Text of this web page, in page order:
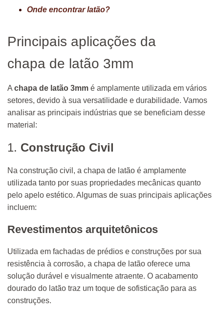
Onde encontrar latão?
Principais aplicações da
chapa de latão 3mm
A chapa de latão 3mm é amplamente utilizada em vários
setores, devido à sua versatilidade e durabilidade. Vamos
analisar as principais indústrias que se beneficiam desse
material:
1. Construção Civil
Na construção civil, a chapa de latão é amplamente
utilizada tanto por suas propriedades mecânicas quanto
pelo apelo estético. Algumas de suas principais aplicações
incluem:
Revestimentos arquitetônicos
Utilizada em fachadas de prédios e construções por sua
resistência à corrosão, a chapa de latão oferece uma
solução durável e visualmente atraente. O acabamento
dourado do latão traz um toque de sofisticação para as
construções.